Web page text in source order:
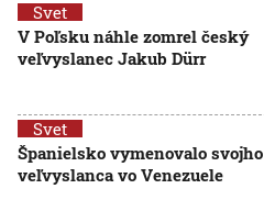
Svet
V Poľsku náhle zomrel český
veľvyslanec Jakub Dürr
Svet
Španielsko vymenovalo svojho
veľvyslanca vo Venezuele